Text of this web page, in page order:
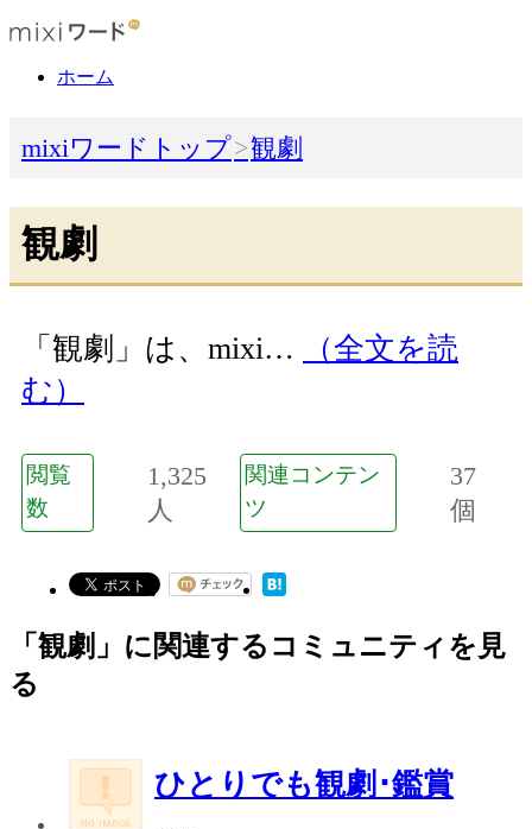
ホーム
mixiワードトップ 観劇
観劇
「観劇」は、mixi…
（全文を読
む）
閲覧
数
1,325
人
関連コンテン
ツ
37
個
「観劇」に関連するコミュニティを見
る
ひとりでも観劇･鑑賞